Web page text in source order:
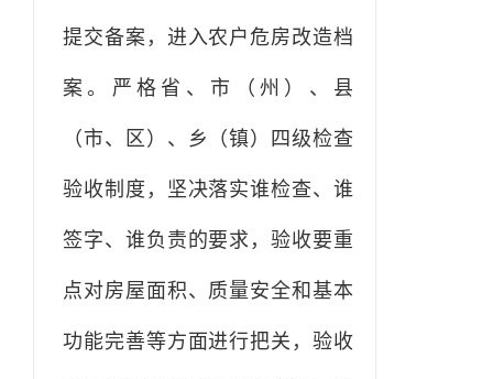
提交备案，进入农户危房改造档
案。严格省、市（州）、县
（市、区）、乡（镇）四级检查
验收制度，坚决落实谁检查、谁
签字、谁负责的要求，验收要重
点对房屋面积、质量安全和基本
功能完善等方面进行把关，验收